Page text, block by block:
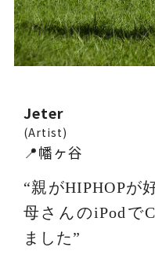
Jeter
(Artist)
📍幡ヶ谷
“親がHIPHOPが
母さんのiPodで
ました”